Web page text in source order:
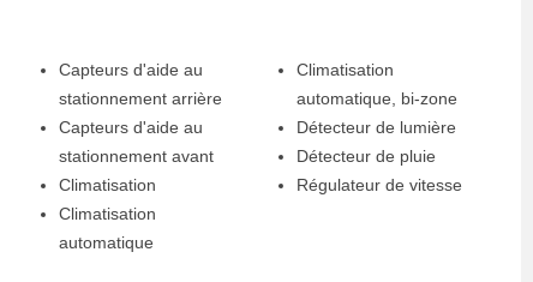
Capteurs d'aide au
stationnement arrière
Capteurs d'aide au
stationnement avant
Climatisation
Climatisation
automatique
Climatisation
automatique, bi-zone
Détecteur de lumière
Détecteur de pluie
Régulateur de vitesse